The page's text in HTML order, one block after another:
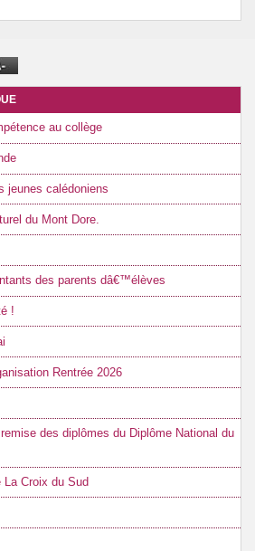
au collège
jeunes calédoniens
du Mont Dore.
des parents dâ€™élèves
!
Rentrée 2026
des diplômes du Diplôme National du
La Croix du Sud